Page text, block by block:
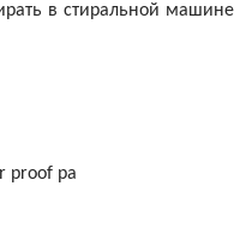
в стиральной машине
proof pa